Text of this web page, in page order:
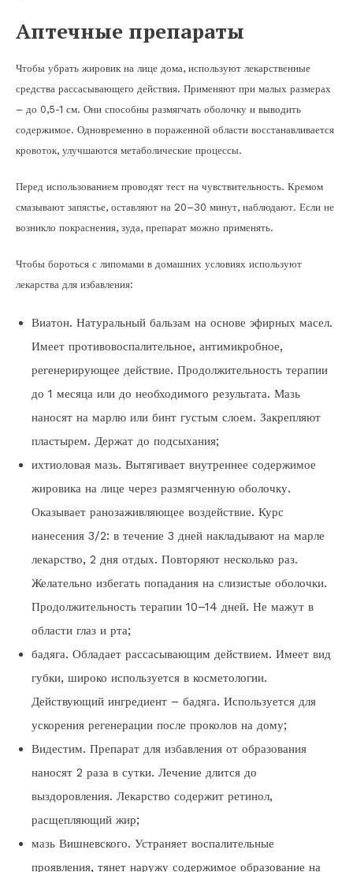
Аптечные препараты
Чтобы убрать жировик на лице дома, используют лекарственные
средства рассасывающего действия. Применяют при малых размерах
– до 0,5-1 см. Они способны размягчать оболочку и выводить
содержимое. Одновременно в пораженной области восстанавливается
кровоток, улучшаются метаболические процессы.
Перед использованием проводят тест на чувствительность. Кремом
смазывают запястье, оставляют на 20–30 минут, наблюдают. Если не
возникло покраснения, зуда, препарат можно применять.
Чтобы бороться с липомами в домашних условиях используют
лекарства для избавления:
Виатон. Натуральный бальзам на основе эфирных масел.
Имеет противовоспалительное, антимикробное,
регенерирующее действие. Продолжительность терапии
до 1 месяца или до необходимого результата. Мазь
наносят на марлю или бинт густым слоем. Закрепляют
пластырем. Держат до подсыхания;
ихтиоловая мазь. Вытягивает внутреннее содержимое
жировика на лице через размягченную оболочку.
Оказывает ранозаживляющее воздействие. Курс
нанесения 3/2: в течение 3 дней накладывают на марле
лекарство, 2 дня отдых. Повторяют несколько раз.
Желательно избегать попадания на слизистые оболочки.
Продолжительность терапии 10–14 дней. Не мажут в
области глаз и рта;
бадяга. Обладает рассасывающим действием. Имеет вид
губки, широко используется в косметологии.
Действующий ингредиент – бадяга. Используется для
ускорения регенерации после проколов на дому;
Видестим. Препарат для избавления от образования
наносят 2 раза в сутки. Лечение длится до
выздоровления. Лекарство содержит ретинол,
расщепляющий жир;
мазь Вишневского. Устраняет воспалительные
проявления, тянет наружу содержимое образование на